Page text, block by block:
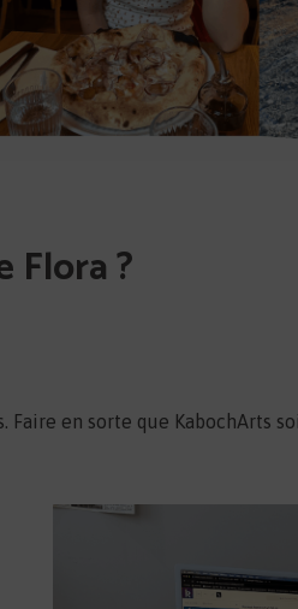
Flora ?
en sorte que KabochArts